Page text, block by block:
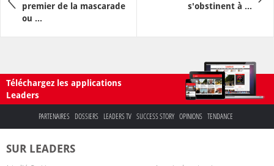
premier de la mascarade
ou ...
s'obstinent à ...
Téléchargez les applications
Leaders
PARTENAIRES DOSSIERS LEADERS TV SUCCESS STORY OPINIONS TENDANCE
SUR LEADERS